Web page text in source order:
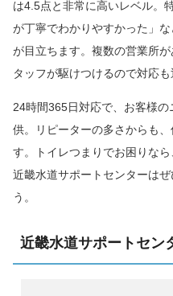
は4.5点と非常に高いレベル。
が丁寧でわかりやすかった」
が目立ちます。複数の営業所
タッフが駆けつけるので対応も
24時間365日対応で、お客様
供。リピーターの多さからも
す。トイレつまりでお困りな
近畿水道サポートセンターは
う。
近畿水道サポートセン